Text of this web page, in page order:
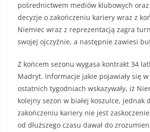
pośrednictwem mediów klubowych
decyzje o zakończeniu kariery wraz z
Niemiec wraz z reprezentacją zagra
swojej ojczyźnie, a następnie zawiesi
Z końcem sezonu wygasa kontrakt 34
Madryt. Informacje jakie pojawiały się
ostatnich tygodniach wskazywały, iż
kolejny sezon w białej koszulce, jednak
zakończeniu kariery nie jest
od dłuższego czasu dawał do